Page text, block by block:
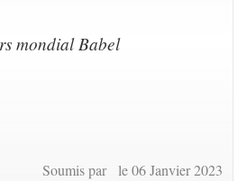
mondial Babel
Soumis par le 06 Janvier 2023